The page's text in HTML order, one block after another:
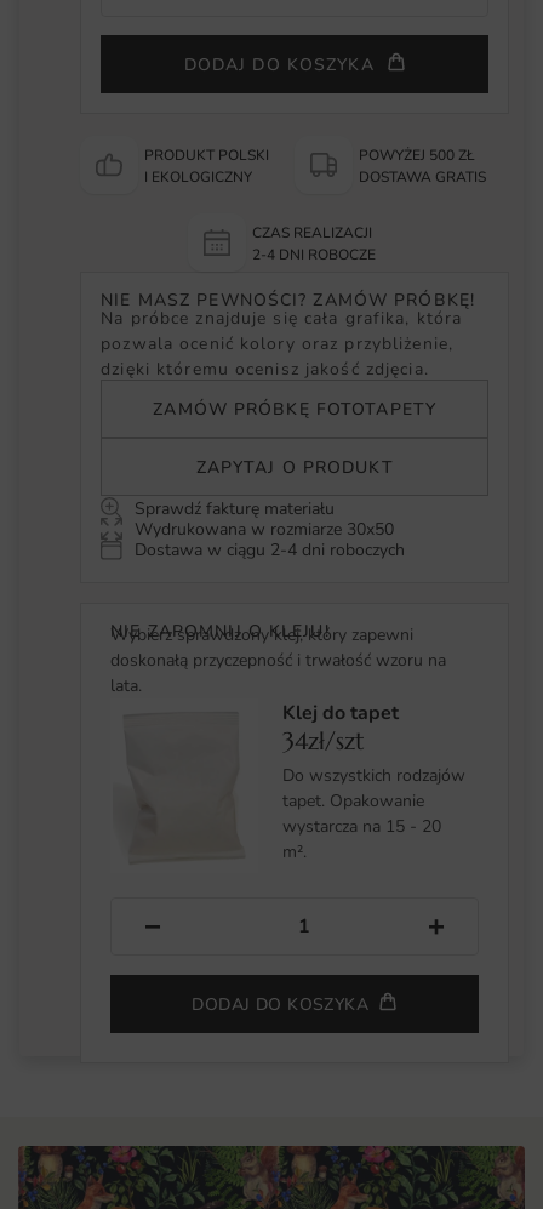
DODAJ DO KOSZYKA
PRODUKT POLSKI
I EKOLOGICZNY
POWYŻEJ 500 ZŁ
DOSTAWA GRATIS
CZAS REALIZACJI
2-4 DNI ROBOCZE
NIE MASZ PEWNOŚCI? ZAMÓW PRÓBKĘ!
Na próbce znajduje się cała grafika, która
pozwala ocenić kolory oraz przybliżenie,
dzięki któremu ocenisz jakość zdjęcia.
ZAMÓW PRÓBKĘ FOTOTAPETY
ZAPYTAJ O PRODUKT
Sprawdź fakturę materiału
Wydrukowana w rozmiarze 30x50
Dostawa w ciągu 2-4 dni roboczych
NIE ZAPOMNIJ O KLEJU!
Wybierz sprawdzony klej, który zapewni
doskonałą przyczepność i trwałość wzoru na
lata.
Klej do tapet
34zł/szt
Do wszystkich rodzajów
tapet. Opakowanie
wystarcza na 15 - 20
m².
− +
DODAJ DO KOSZYKA